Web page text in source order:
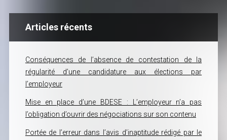
Articles récents
Conséquences de l’absence de contestation de la
régularité d’une candidature aux élections par
l’employeur
Mise en place d’une BDESE : L’employeur n’a pas
l’obligation d’ouvrir des négociations sur son contenu
Portée de l’erreur dans l’avis d’inaptitude rédigé par le